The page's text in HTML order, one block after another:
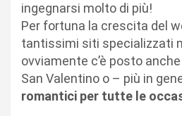
ingegnarsi molto di più!
Per fortuna la crescita del
tantissimi siti specializzati
ovviamente c’è posto
San Valentino o – più in
romantici per tutte le